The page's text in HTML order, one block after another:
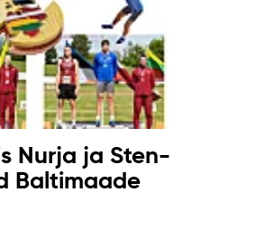
Nurja ja Sten-
Baltimaade